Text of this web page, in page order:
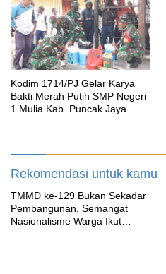
Kodim 1714/PJ Gelar Karya
Bakti Merah Putih SMP Negeri
1 Mulia Kab. Puncak Jaya
Rekomendasi untuk kamu
TMMD ke-129 Bukan Sekadar
Pembangunan, Semangat
Nasionalisme Warga Ikut